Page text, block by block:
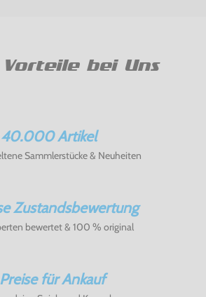
bei Uns
40.000 Artikel
Sammlerstücke & Neuheiten
Zustandsbewertung
bewertet & 100 % original
für Ankauf